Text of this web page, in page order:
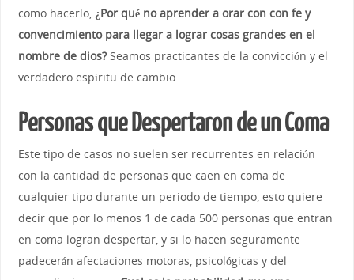
como hacerlo, ¿Por qué no aprender a orar con con fe y
convencimiento para llegar a lograr cosas grandes en el
nombre de dios?Seamos practicantes de la convicción y el
verdadero espíritu de cambio.
Personas que Despertaron de un Coma
Este tipo de casos no suelen ser recurrentes en relación
con la cantidad de personas que caen en coma de
cualquier tipo durante un periodo de tiempo, esto quiere
decir que por lo menos 1 de cada 500 personas que entran
en coma logran despertar, y si lo hacen seguramente
padecerán afectaciones motoras, psicológicas y del